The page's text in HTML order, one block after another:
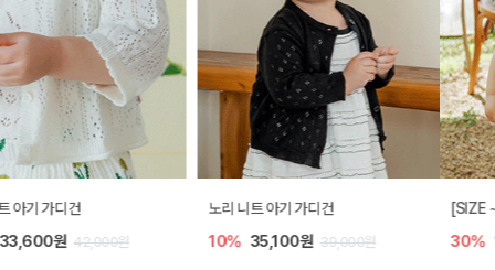
[SIZE ~6Y] 로메이 라운지 셋업
30% 18,200원 26,000원
밀라 아기 원피스
30% 23,800원